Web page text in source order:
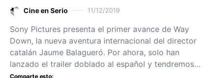
Cine en Serio 11/12/2019
Sony Pictures presenta el primer avance de Way
Down, la nueva aventura internacional del director
catalán Jaume Balagueró. Por ahora, solo han
lanzado el trailer doblado al español y tendremos…
Comparte esto: